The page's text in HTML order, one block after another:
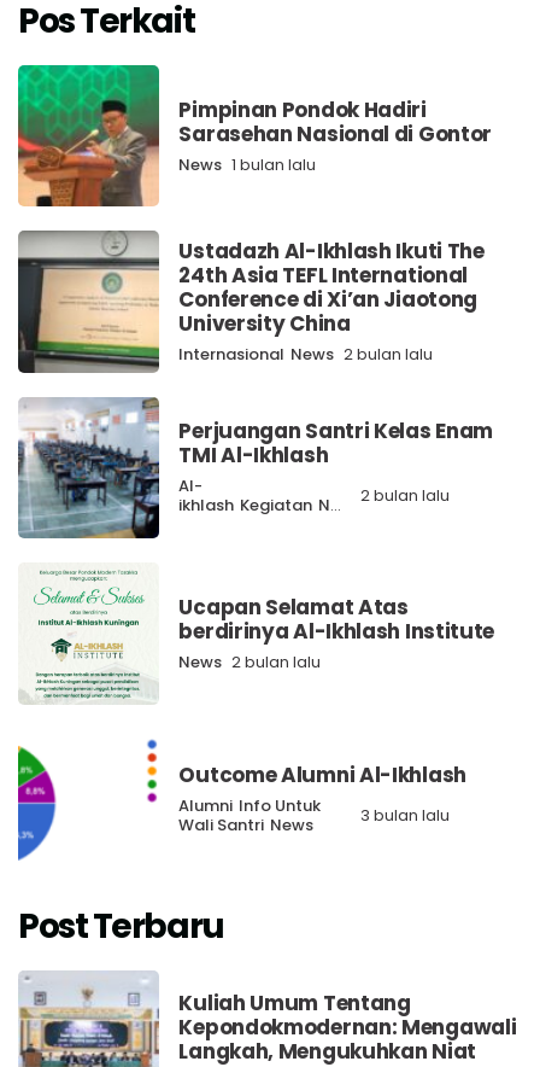
Pos Terkait
Pimpinan Pondok Hadiri
Sarasehan Nasional di Gontor
News 1 bulan lalu
Ustadazh Al-Ikhlash Ikuti The
24th Asia TEFL International
Conference di Xi’an Jiaotong
University China
Internasional News 2 bulan lalu
Perjuangan Santri Kelas Enam
TMI Al-Ikhlash
Al-
ikhlash Kegiatan News 2 bulan lalu
Ucapan Selamat Atas
berdirinya Al-Ikhlash Institute
News 2 bulan lalu
Outcome Alumni Al-Ikhlash
Alumni Info Untuk
Wali Santri News 3 bulan lalu
Post Terbaru
Kuliah Umum Tentang
Kepondokmodernan: Mengawali
Langkah, Mengukuhkan Niat